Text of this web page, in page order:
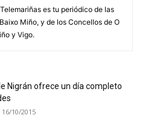
es tu periódico de las
Miño, y de los Concellos de O
y Vigo.
Nigrán ofrece un día completo
16/10/2015